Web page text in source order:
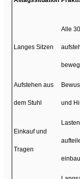
Langes Sitzen
Alle
Aufstehen aus
dem Stuhl und
Einkauf und
Tragen